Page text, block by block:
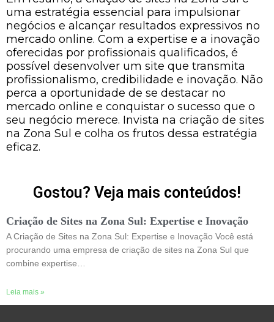
uma estratégia essencial para impulsionar
negócios e alcançar resultados expressivos no
mercado online. Com a expertise e a inovação
oferecidas por profissionais qualificados, é
possível desenvolver um site que transmita
profissionalismo, credibilidade e inovação. Não
perca a oportunidade de se destacar no
mercado online e conquistar o sucesso que o
seu negócio merece. Invista na criação de sites
na Zona Sul e colha os frutos dessa estratégia
eficaz.
Gostou? Veja mais conteúdos!
Criação de Sites na Zona Sul: Expertise e Inovação
A Criação de Sites na Zona Sul: Expertise e Inovação Você está
procurando uma empresa de criação de sites na Zona Sul que
combine expertise…
Leia mais »